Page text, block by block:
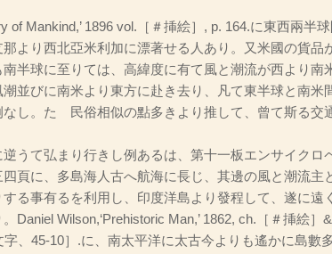
of Mankind,’ 1896 vol.［＃挿絵］, p. 164.に東西兩半
より西北亞米利加に漂著せる人あり。又米國の貨品
半球に至りては、高緯度に有て風と潮流が西より南
並びに南米より東方に赴き去り、凡て東半球と南米
し。たゞ民俗相似の點多きより推して、曾て斯る交
うて弘まり行きし例あるは、第十一板エンサイクロ
頁に、多島海人古へ航海に長じ、其邊の風と潮流主
る事有るを利用し、印度洋島より發程して、遂に遠
Daniel Wilson,‘Prehistoric Man,’ 1862, ch.［＃挿絵］
、45-10］.に、南太平洋に太古今よりも遙かに島數